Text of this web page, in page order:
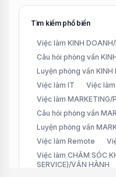
Tìm kiếm phổ biến
Việc làm KINH
Câu hỏi phỏng vấn
Luyện phỏng vấn KINH
Việc làm IT
Việc
Việc làm MARKETING/
Câu hỏi phỏng vấn
Luyện phỏng vấn
Việc làm Remote
Việc làm CHĂM SÓC
SERVICE)/VẬN HÀNH